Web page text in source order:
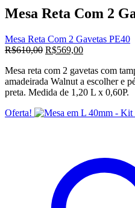
R$610,00.R$569,00.
Mesa Reta Com 2
Mesa Reta Com 2 Gavetas PE40
R$610,00 O
original
era:
R$610,00.
R$569,00O
atual
é:
R$569,00.
Mesa reta com 2 gavetas com
amadeirada Walnut a escolher e
preta. Medida de 1,20 L x 0,60P.
Oferta!